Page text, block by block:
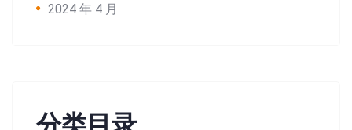
2024 年 4 月
分类目录